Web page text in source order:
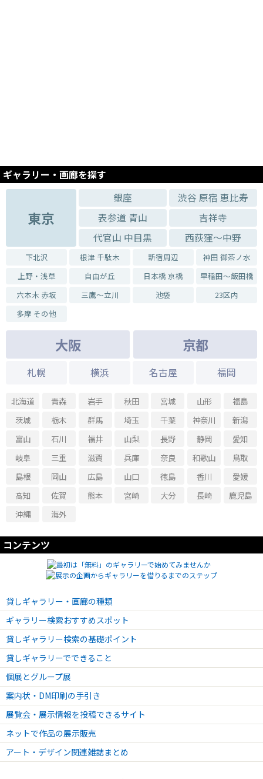
ギャラリー・画廊を探す
東京
銀座
渋谷 原宿 恵比寿
表参道 青山
吉祥寺
代官山 中目黒
西荻窪～中野
下北沢 根津 千駄木 新宿周辺
神田 御茶ノ水
上野・浅草
自由が丘 日本橋 京橋
早稲田～飯田橋
六本木 赤坂
三鷹～立川 池袋
23区内
多摩 その他
大阪 京都
札幌 横浜 名古屋 福岡
北海道 青森 岩手 秋田 宮城 山形
福島
茨城
栃木 群馬 埼玉 千葉 神奈川
新潟
富山
石川 福井 山梨 長野 静岡
愛知
岐阜
三重 滋賀 兵庫 奈良 和歌山
鳥取
島根
岡山 広島 山口 徳島 香川
愛媛
高知
佐賀 熊本 宮崎 大分 長崎
鹿児島
沖縄
海外
コンテンツ
貸しギャラリー・画廊の種類
ギャラリー検索おすすめスポット
貸しギャラリー検索の基礎ポイント
貸しギャラリーでできること
個展とグループ展
案内状・DM印刷の手引き
展覧会・展示情報を投稿できるサイト
ネットで作品の展示販売
アート・デザイン関連雑誌まとめ